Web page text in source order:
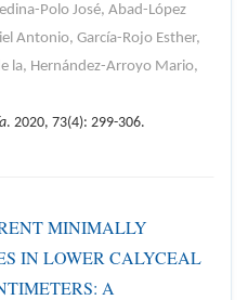
Polo José, Abad-López
Antonio, García-Rojo Esther,
la, Hernández-Arroyo Mario,
. 2020, 73(4): 299-306.
MINIMALLY
IN LOWER CALYCEAL
A